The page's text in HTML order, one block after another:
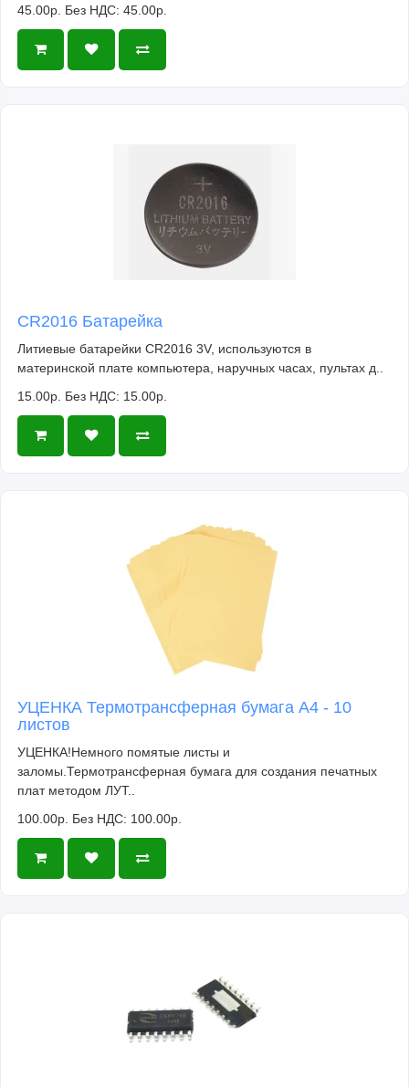
45.00р. Без НДС: 45.00р.
CR2016 Батарейка
Литиевые батарейки CR2016 3V, используются в
материнской плате компьютера, наручных часах, пультах д..
15.00р. Без НДС: 15.00р.
УЦЕНКА Термотрансферная бумага А4 - 10
листов
УЦЕНКА!Немного помятые листы и
заломы.Термотрансферная бумага для создания печатных
плат методом ЛУТ..
100.00р. Без НДС: 100.00р.